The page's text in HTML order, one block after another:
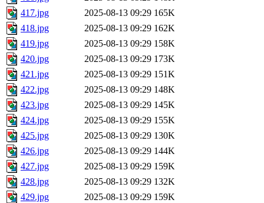
417.jpg
2025-08-13 09:29 165K
418.jpg
2025-08-13 09:29 162K
419.jpg
2025-08-13 09:29 158K
420.jpg
2025-08-13 09:29 173K
421.jpg
2025-08-13 09:29 151K
422.jpg
2025-08-13 09:29 148K
423.jpg
2025-08-13 09:29 145K
424.jpg
2025-08-13 09:29 155K
425.jpg
2025-08-13 09:29 130K
426.jpg
2025-08-13 09:29 144K
427.jpg
2025-08-13 09:29 159K
428.jpg
2025-08-13 09:29 132K
429.jpg
2025-08-13 09:29 159K